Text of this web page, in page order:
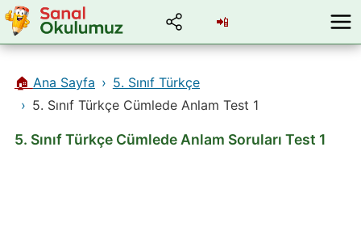
📲
🏠 Ana Sayfa
5. Sınıf Türkçe
5. Sınıf Türkçe Cümlede Anlam Test 1
5. Sınıf Türkçe Cümlede Anlam Soruları Test 1